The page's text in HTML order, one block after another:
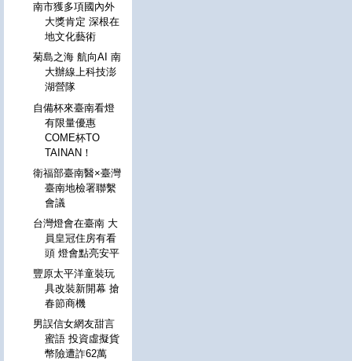
南市獲多項國內外
大獎肯定 深根在
地文化藝術
菊島之海 航向AI 南
大辦線上科技澎
湖營隊
自備杯來臺南看燈
有限量優惠
COME杯TO
TAINAN！
衛福部臺南醫×臺灣
臺南地檢署聯繫
會議
台灣燈會在臺南 大
員皇冠住房有看
頭 燈會點亮安平
豐原太平洋童裝玩
具改裝新開幕 搶
春節商機
男誤信女網友甜言
蜜語 投資虛擬貨
幣險遭詐62萬